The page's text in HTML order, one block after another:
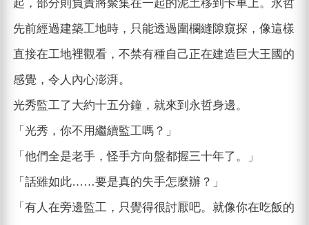
起，部分則負責將聚集在一起的泥土移到卡車上。永哲
先前經過建築工地時，只能透過圍欄縫隙窺探，像這樣
直接在工地裡觀看，不禁有種自己正在建造巨大王國的
感覺，令人內心澎湃。
光秀監工了大約十五分鐘，就來到永哲身邊。
「光秀，你不用繼續監工嗎？」
「他們全是老手，怪手方向盤都握三十年了。」
「話雖如此……要是真的失手怎麼辦？」
「有人在旁邊監工，只覺得很討厭吧。就像你在吃飯的